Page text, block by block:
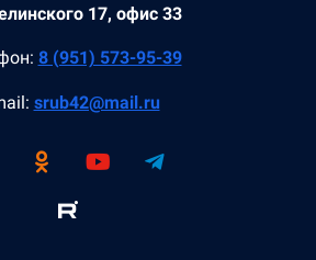
17, офис 33
8 (951) 573-95-39
srub42@mail.ru